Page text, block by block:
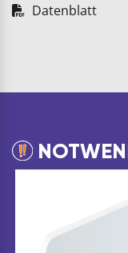
Datenblatt